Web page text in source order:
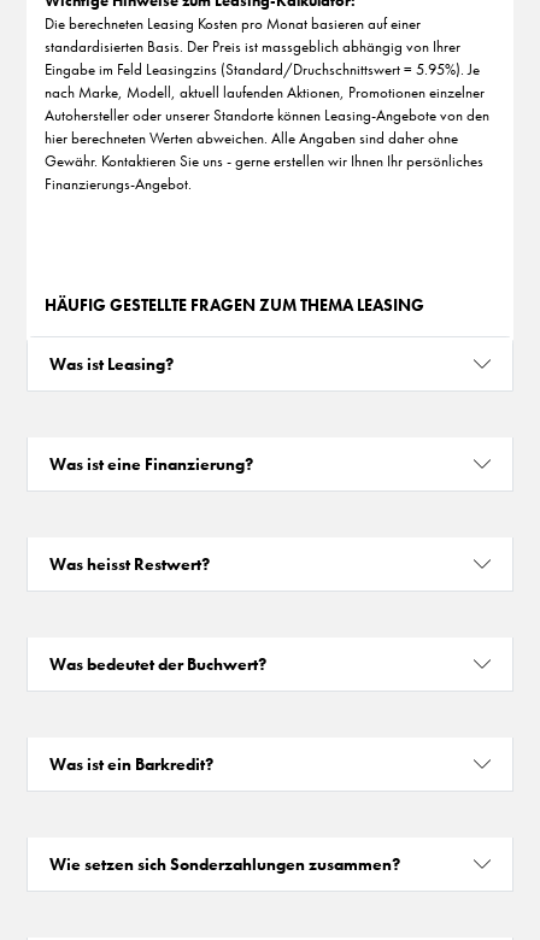
Die berechneten Leasing Kosten pro Monat basieren auf einer
standardisierten Basis. Der Preis ist massgeblich abhängig von Ihrer
Eingabe im Feld Leasingzins (Standard/Druchschnittswert = 5.95%). Je
nach Marke, Modell, aktuell laufenden Aktionen, Promotionen einzelner
Autohersteller oder unserer Standorte können Leasing-Angebote von den
hier berechneten Werten abweichen. Alle Angaben sind daher ohne
Gewähr. Kontaktieren Sie uns - gerne erstellen wir Ihnen Ihr persönliches
Finanzierungs-Angebot.
HÄUFIG GESTELLTE FRAGEN ZUM THEMA LEASING
Was ist Leasing?
Was ist eine Finanzierung?
Was heisst Restwert?
Was bedeutet der Buchwert?
Was ist ein Barkredit?
Wie setzen sich Sonderzahlungen zusammen?